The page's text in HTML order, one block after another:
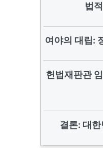
법
여야의 대립:
헌법재판관
결론: 대